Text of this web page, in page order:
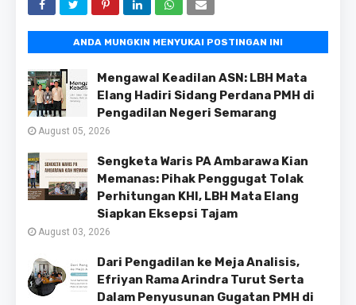
ANDA MUNGKIN MENYUKAI POSTINGAN INI
Mengawal Keadilan ASN: LBH Mata
Elang Hadiri Sidang Perdana PMH di
Pengadilan Negeri Semarang
August 05, 2026
Sengketa Waris PA Ambarawa Kian
Memanas: Pihak Penggugat Tolak
Perhitungan KHI, LBH Mata Elang
Siapkan Eksepsi Tajam
August 03, 2026
Dari Pengadilan ke Meja Analisis,
Efriyan Rama Arindra Turut Serta
Dalam Penyusunan Gugatan PMH di